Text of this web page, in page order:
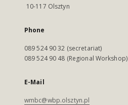
10-117 Olsztyn
Phone
089 524 90 32 (secretariat)
089 524 90 48 (Regional Workshop)
E-Mail
wmbc@wbp.olsztyn.pl